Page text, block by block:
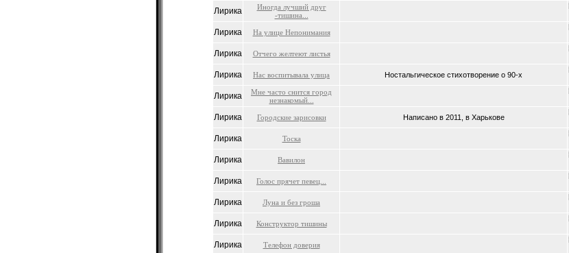
Лирика
Иногда лучший друг
-тишина...
Лирика На улице Непонимания
Лирика Отчего желтеют листья
Лирика Нас воспитывала улица Ностальгическое стихотворение о 90-х
Лирика
Мне часто снится город
незнакомый...
Лирика Городские зарисовки Написано в 2011, в Харькове
Лирика Тоска
Лирика Вавилон
Лирика Голос прячет певец...
Лирика Луна и без гроша
Лирика Конструктор тишины
Лирика Телефон доверия